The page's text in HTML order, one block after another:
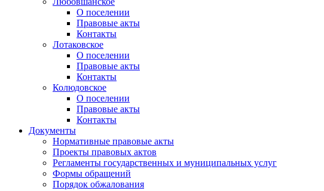
О поселении
Правовые акты
Контакты
Лотаковское
О поселении
Правовые акты
Контакты
Колюдовское
О поселении
Правовые акты
Контакты
Документы
Нормативные правовые акты
Проекты правовых актов
Регламенты государственных и муниципальных услуг
Формы обращений
Порядок обжалования